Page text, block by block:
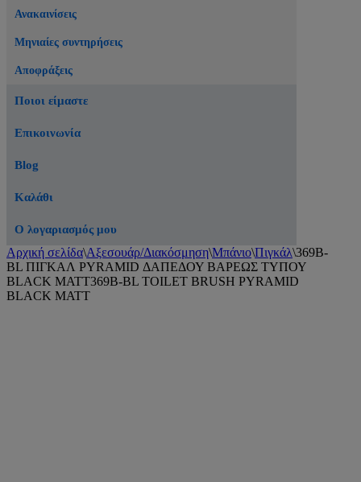
Ανακαινίσεις
Μηνιαίες συντηρήσεις
Αποφράξεις
Ποιοι είμαστε
Επικοινωνία
Blog
Καλάθι
Ο λογαριασμός μου
Αρχική σελίδα\Αξεσουάρ/Διακόσμηση\Μπάνιο\Πιγκάλ\369B-
BL ΠΙΓΚΑΛ PYRAMID ΔΑΠΕΔΟΥ ΒΑΡΕΩΣ ΤΥΠΟΥ
BLACK MATT369B-BL TOILET BRUSH PYRAMID
BLACK MATT